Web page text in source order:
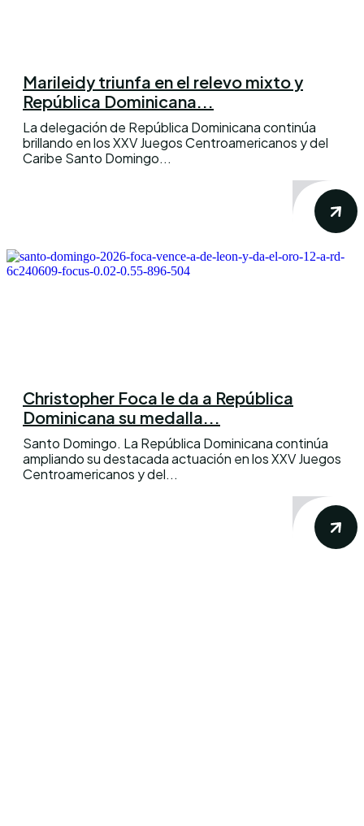
Marileidy triunfa en el relevo mixto y
República Dominicana...
La delegación de República Dominicana continúa
brillando en los XXV Juegos Centroamericanos y del
Caribe Santo Domingo...
Christopher Foca le da a República
Dominicana su medalla...
Santo Domingo. La República Dominicana continúa
ampliando su destacada actuación en los XXV Juegos
Centroamericanos y del...